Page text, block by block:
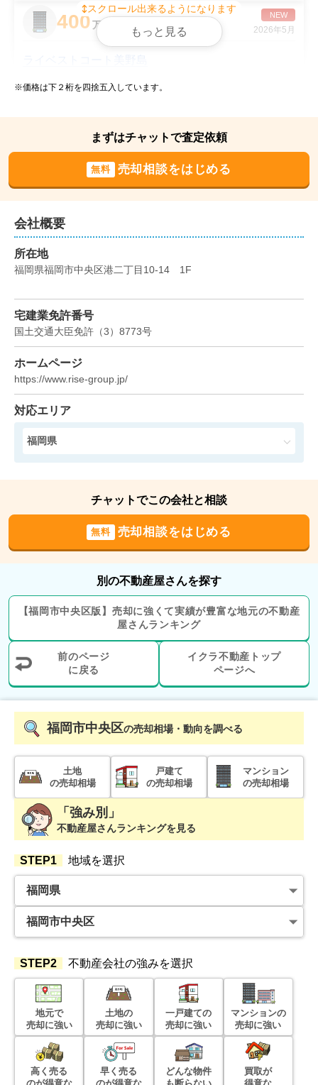
NEW
400万円 2026年5月
階数: 階
万円
ライベストコート美野島
階数: 2階
600
オリエントハイツ天神南
階数:3
300
階数:6階 専有面積:26㎡
1,300万円 2025年9月
階 24㎡
400万円
階数:2階 専有面積: 18㎡
1,400万円
エンクレスト中呉服
500
ライベストコート南福岡2
階数:5階 専有面積:29
1,300万円 2025年3月
スクロール出来るようになります
もっと見る
※価格は下２桁を四捨五入しています。
まずはチャットで査定依頼
無料 売却相談をはじめる
会社概要
所在地
福岡県福岡市中央区港二丁目10-14　1F
宅建業免許番号
国土交通大臣免許 （3） 8773号
ホームページ
https://www.rise-group.jp/
対応エリア
福岡県
チャットでこの会社と相談
無料 売却相談をはじめる
別の不動産屋さんを探す
【福岡市中央区版】 売却に強くて実績が豊富な地元の不動産
屋さんランキング
前のページ
に戻る
イクラ不動産トップ
ページへ
福岡市中央区の売却相場・動向を調べる
土地
の売却相場
戸建て
の売却相場
マンション
の売却相場
「強み別」
不動産屋さんランキングを見る
STEP1 地域を選択
STEP2 不動産会社の強みを選択
地元で
売却に強い
土地の
売却に強い
一戸建ての
売却に強い
マンションの
売却に強い
高く売る
早く売る
どんな物件
買取が